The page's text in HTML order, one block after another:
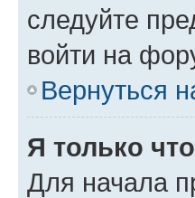
следуйте
войти на
Вернуться
Я только
Для начала